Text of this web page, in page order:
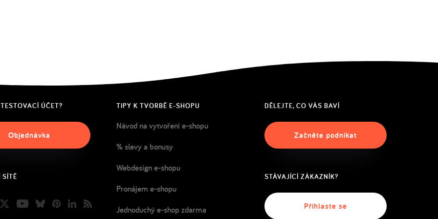
ÚČET?
Objednávka
TIPY K TVORBĚ E-SHOPU
Návod na vytvoření e-shopu
% slevy a bonusy
Webdesign e-shopu
Pronájem e-shopu
Jednoduchý e-shop zdarma
TwitterYoutubeBlueskyPinterest
LinkedIn
Blog
DĚLEJTE, CO VÁS BAVÍ
Začněte podnikat
STÁVAJÍCÍ ZÁKAZNÍK?
Přihlaste se